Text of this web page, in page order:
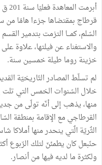
قرطاج بمقتضاها جزءا هامّا من
السّلم، كمـــا التزمت بتدمير
والاستغناء عن فيلتها، علاوة
خزينة روما طيلة خمسين سنة.
لم تسلّط المصادر التّاريخيّة
خلال السّنوات الخمس التي تلت
منها، يذهب إلى أنّه تولّى من
القرطاجي مع الإقامة بمنطقة
الثٌريّة الٌتي ينحدر منها أملاكا
حنّبعل كان يطمئنّ لتلك الرّبوع
ولكثرة ما لديه فيها من أنصار.